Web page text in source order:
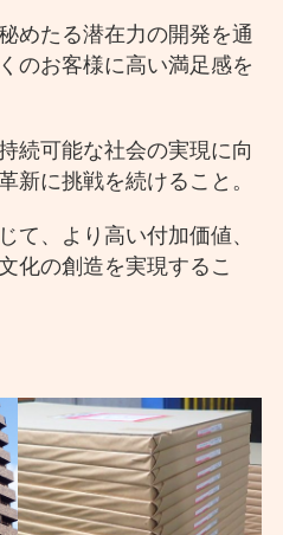
めたる潜在力の開発を通
のお客様に高い満足感を
続可能な社会の実現に向
新に挑戦を続けること。
て、より高い付加価値、
化の創造を実現するこ